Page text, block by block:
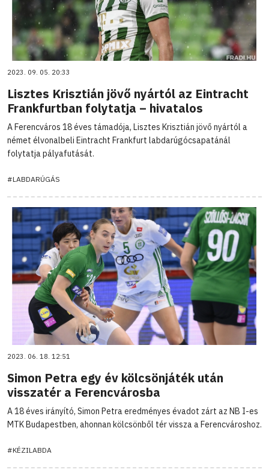
2023. 09. 05. 20:33
Lisztes Krisztián jövő nyártól az Eintracht
Frankfurtban folytatja – hivatalos
A Ferencváros 18 éves támadója, Lisztes Krisztián jövő nyártól a
német élvonalbeli Eintracht Frankfurt labdarúgócsapatánál
folytatja pályafutását.
#LABDARÚGÁS
2023. 06. 18. 12:51
Simon Petra egy év kölcsönjáték után
visszatér a Ferencvárosba
A 18 éves irányító, Simon Petra eredményes évadot zárt az NB I-es
MTK Budapestben, ahonnan kölcsönből tér vissza a Ferencvároshoz.
#KÉZILABDA